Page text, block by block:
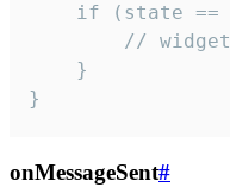
if (state ==
//
    }
}
onMessageSent#